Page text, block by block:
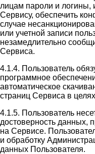
лицам пароли и логины,
Сервису, обеспечить
случае
или учетной записи
незамедлительно
Сервиса.
4.1.4. Пользователь
программное
автоматическое
страниц Сервиса в
4.1.5. Пользователь
достоверность данных,
на Сервисе.
и обработку
данных Пользователя.